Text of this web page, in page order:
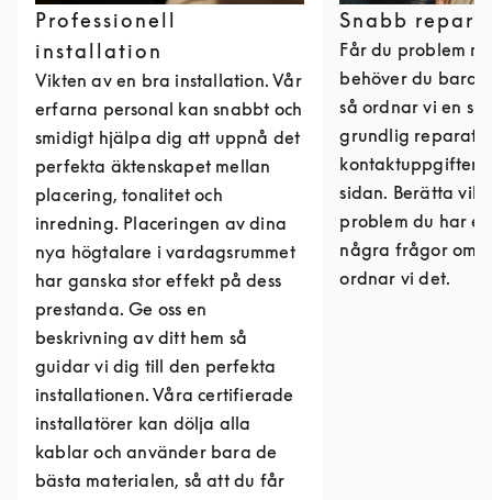
Professionell
installation
Vikten av en bra installation. Vår
erfarna personal kan snabbt och
smidigt hjälpa dig att uppnå det
perfekta äktenskapet mellan
placering, tonalitet och
inredning. Placeringen av dina
nya högtalare i vardagsrummet
har ganska stor effekt på dess
prestanda. Ge oss en
beskrivning av ditt hem så
guidar vi dig till den perfekta
installationen. Våra certifierade
installatörer kan dölja alla
kablar och använder bara de
bästa materialen, så att du får
Snabb
Får du problem
behöver du bara
så ordnar vi en
grundlig
kontaktuppgifter
sidan. Berätta
problem du har
några frågor om
ordnar vi det.